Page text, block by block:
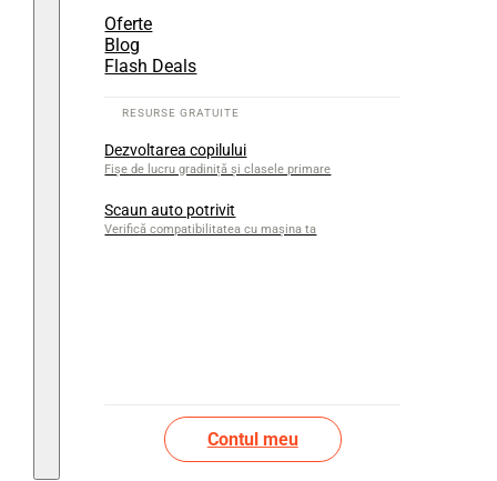
Oferte
Blog
Flash Deals
Dezvoltarea copilului
Fișe de lucru gradiniță și clasele primare
Scaun auto potrivit
Verifică compatibilitatea cu mașina ta
Contul meu